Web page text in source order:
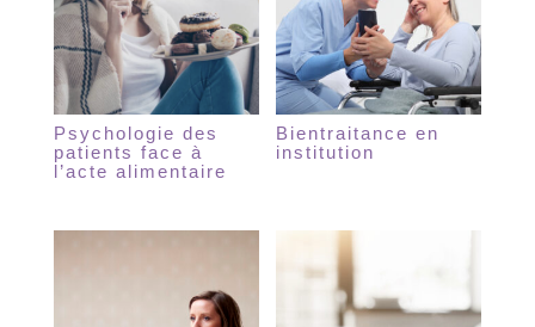
Psychologie des
patients face à
l’acte alimentaire
Bientraitance en
institution